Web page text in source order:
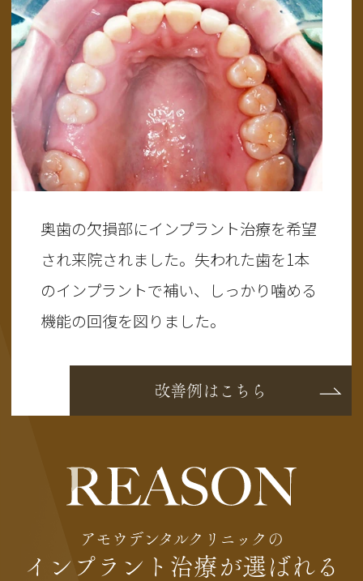
奥歯の欠損部にインプラント治療を希望
され来院されました。失われた歯を1本
のインプラントで補い、しっかり噛める
機能の回復を図りました。
改善例はこちら
アモウデンタルクリニックの
インプラント治療が選ばれる